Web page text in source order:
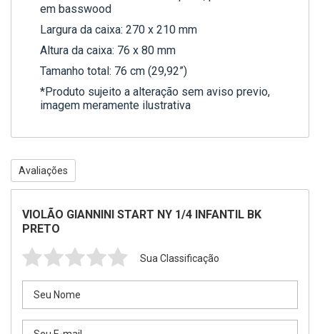
em basswood
Largura da caixa: 270 x 210 mm
Altura da caixa: 76 x 80 mm
Tamanho total: 76 cm (29,92”)
*Produto sujeito a alteração sem aviso previo,
imagem meramente ilustrativa
Avaliações
VIOLÃO GIANNINI START NY 1/4 INFANTIL BK
PRETO
Sua Classificação